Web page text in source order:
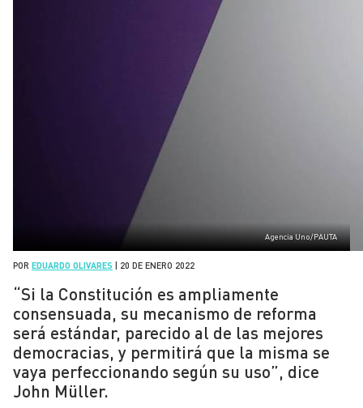
Agencia Uno/PAUTA
POR EDUARDO OLIVARES 20 DE ENERO 2022
“Si la Constitución es ampliamente
consensuada, su mecanismo de reforma
será estándar, parecido al de las mejores
democracias, y permitirá que la misma se
vaya perfeccionando según su uso”, dice
John Müller.